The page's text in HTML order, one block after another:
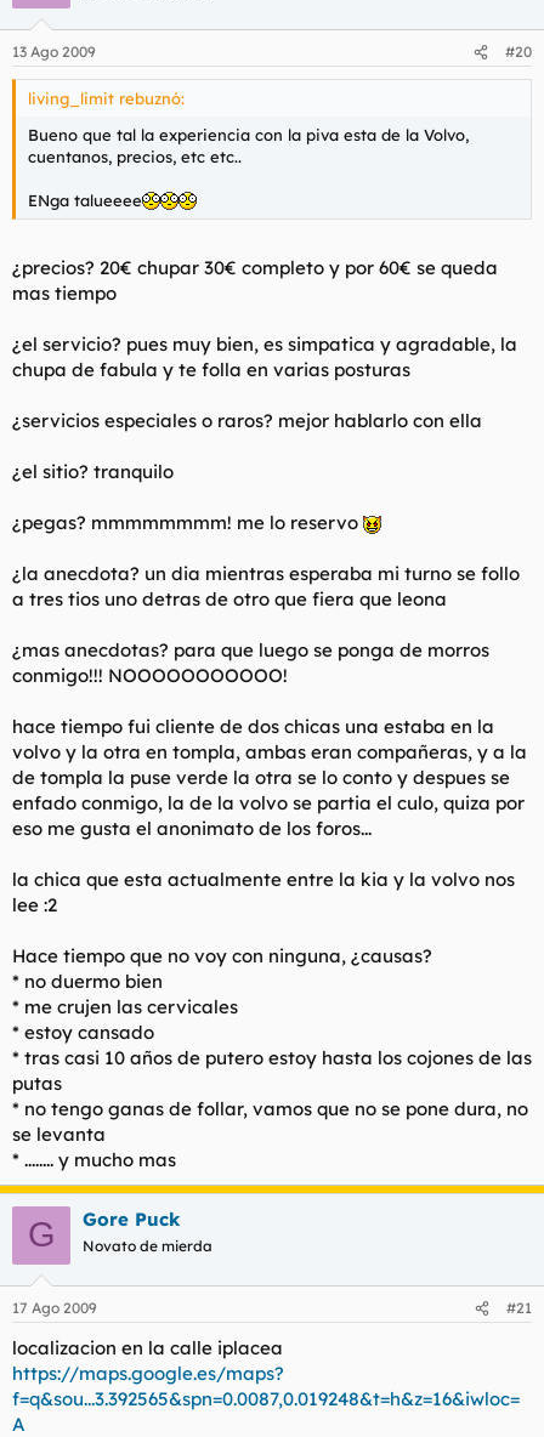
13 Ago 2009 #20
living_limit rebuznó:
Bueno que tal la experiencia con la piva esta de la Volvo,
cuentanos, precios, etc etc..
ENga talueeee
¿precios? 20€ chupar 30€ completo y por 60€ se queda
mas tiempo
¿el servicio? pues muy bien, es simpatica y agradable, la
chupa de fabula y te folla en varias posturas
¿servicios especiales o raros? mejor hablarlo con ella
¿el sitio? tranquilo
¿pegas? mmmmmmmm! me lo reservo
¿la anecdota? un dia mientras esperaba mi turno se follo
a tres tios uno detras de otro que fiera que leona
¿mas anecdotas? para que luego se ponga de morros
conmigo!!! NOOOOOOOOOOO!
hace tiempo fui cliente de dos chicas una estaba en la
volvo y la otra en tompla, ambas eran compañeras, y a la
de tompla la puse verde la otra se lo conto y despues se
enfado conmigo, la de la volvo se partia el culo, quiza por
eso me gusta el anonimato de los foros...
la chica que esta actualmente entre la kia y la volvo nos
lee :2
Hace tiempo que no voy con ninguna, ¿causas?
* no duermo bien
* me crujen las cervicales
* estoy cansado
* tras casi 10 años de putero estoy hasta los cojones de las
putas
* no tengo ganas de follar, vamos que no se pone dura, no
se levanta
* ........ y mucho mas
G Gore Puck
Novato de mierda
17 Ago 2009 #21
localizacion en la calle iplacea
https://maps.google.es/maps?
f=q&sou...3.392565&spn=0.0087,0.019248&t=h&z=16&iwloc=
A